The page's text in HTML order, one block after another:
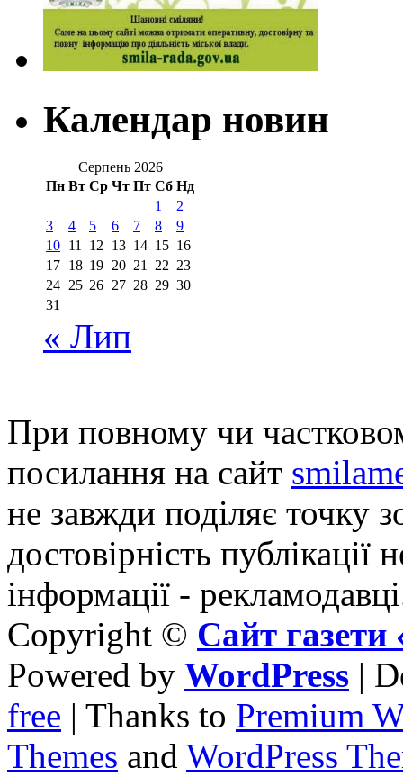
Календар новин
Серпень 2026
Пн Вт Ср Чт Пт Сб Нд
1
2
3
4 5 6 7 8
9
10 11 12 13 14 15 16
17 18 19 20 21 22 23
24 25 26 27 28 29 30
31
« Лип
При повному чи
посилання на сайт
не завжди поділяє точку
достовірність публікації
інформації -
Copyright © Сайт
Powered by WordPress |
free | Thanks to Premium
Themes and WordPress